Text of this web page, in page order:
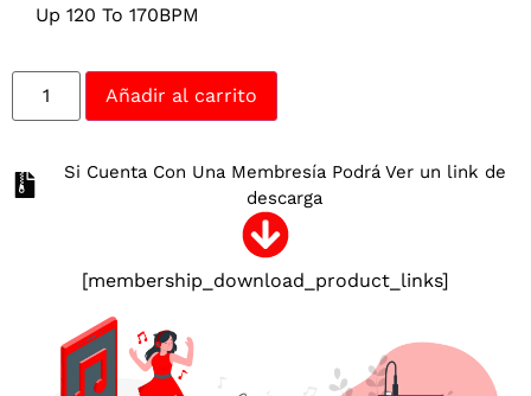
Up 120 To 170BPM
Añadir al carrito
Si Cuenta Con Una Membresía Podrá Ver un link de
descarga
[membership_download_product_links]